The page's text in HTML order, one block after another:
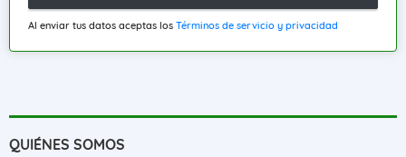
Al enviar tus datos aceptas los Términos de servicio y privacidad
QUIÉNES SOMOS